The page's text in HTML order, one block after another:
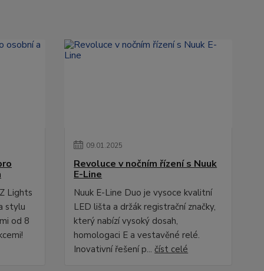
Lights
stylu
od 8
09.01.2025
Revoluce v nočním řízení s Nuuk
E-Line
Nuuk E-Line Duo je vysoce kvalitní
LED lišta a držák registrační značky,
který nabízí vysoký dosah,
homologaci E a vestavěné relé.
Inovativní řešení p...číst celé